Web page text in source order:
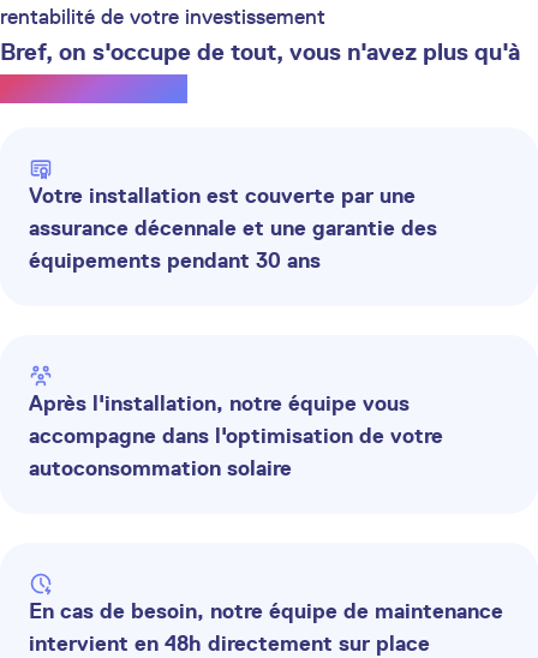
rentabilité de votre investissement
Bref, on s'occupe de tout, vous n'avez plus qu'à
profiter du soleil.
Votre installation est couverte par une
assurance décennale et une garantie des
équipements pendant 30 ans
Après l'installation, notre équipe vous
accompagne dans l'optimisation de votre
autoconsommation solaire
En cas de besoin, notre équipe de maintenance
intervient en 48h directement sur place